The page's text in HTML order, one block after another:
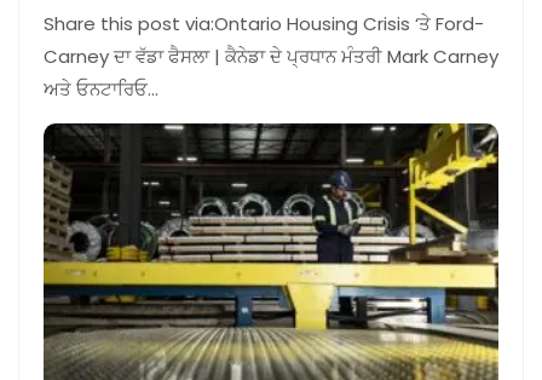
Share this post via:Ontario Housing Crisis ‘ਤੇ Ford-
Carney ਦਾ ਵੱਡਾ ਫੈਸਲਾ | ਕੈਨੇਡਾ ਦੇ ਪ੍ਰਧਾਨ ਮੰਤਰੀ Mark Carney
ਅਤੇ ਓਨਟਾਰਿਓ…